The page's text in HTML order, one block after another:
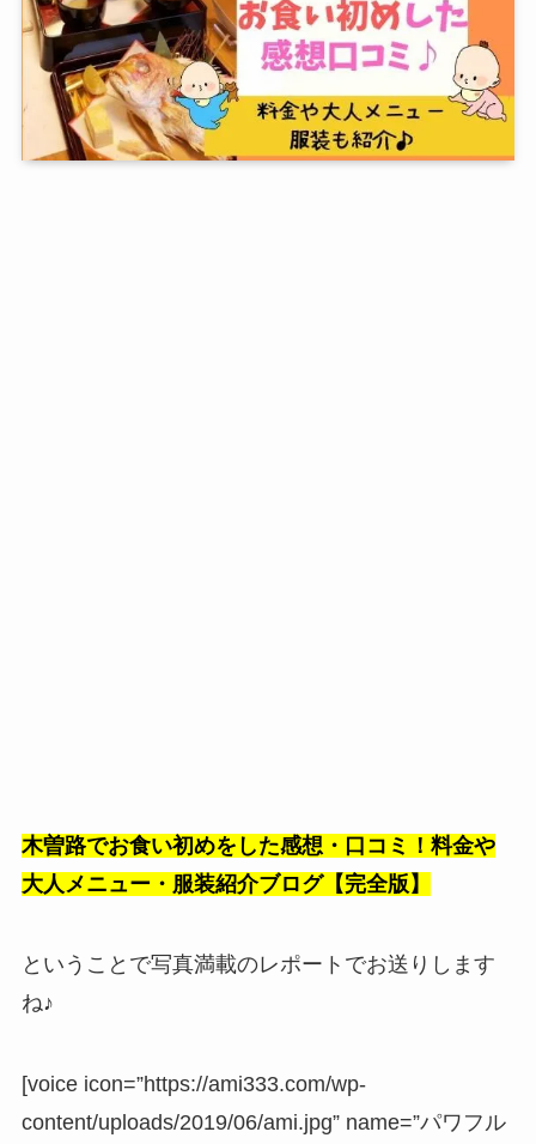
木曽路でお食い初めをした感想・口コミ！料金や
大人メニュー・服装紹介ブログ【完全版】
ということで写真満載のレポートでお送りします
ね♪
[voice icon=”https://ami333.com/wp-
content/uploads/2019/06/ami.jpg” name=”パワフル